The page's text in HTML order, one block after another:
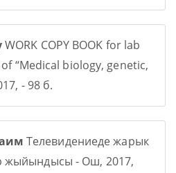
WORK COPY BOOK for lab
“Medical biology, genetic,
- 98 б.
Телевидениеде жарык
жыйындысы - Ош, 2017,